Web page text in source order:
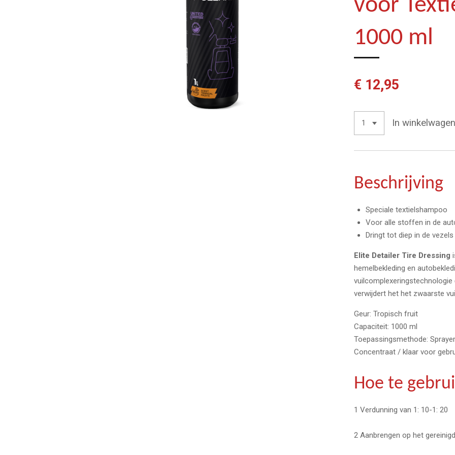
voor
1000 ml
€ 12,95
In winkelwagen
Beschrijving
Speciale textielshampoo
Voor alle stoffen in de
Dringt tot diep in de
Elite Detailer Tire Dressing
hemelbekleding en
verwijdert het het zwaarste
Geur: Tropisch fruit
Capaciteit: 1000 ml
Toepassingsmethode: Sprayer
Concentraat / klaar voor
Hoe te
1 Verdunning van 1: 10-1: 20
2 Aanbrengen op het